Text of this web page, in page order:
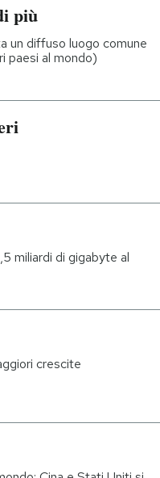
più
un diffuso luogo comune
paesi al mondo)
miliardi di gigabyte al
crescite